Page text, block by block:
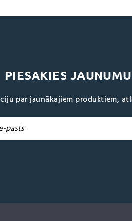
PIESAKIES
par jaunākajiem produktiem,